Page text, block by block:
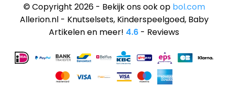
© Copyright 2026 - Bekijk ons ook op bol.com
Allerion.nl - Knutselsets, Kinderspeelgoed, Baby
Artikelen en meer! 4.6 - Reviews